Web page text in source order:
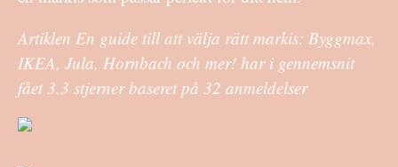
Artiklen En guide till att välja rätt markis: Byggmax,
IKEA, Jula, Hornbach och mer! har i gennemsnit
fået3.3 stjerner baseret på 32 anmeldelser